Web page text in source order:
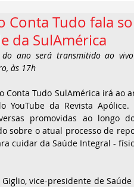
Conta Tudo fala
da SulAmérica
ano será transmitido ao
às 17h
Conta Tudo SulAmérica irá ao
YouTube da Revista
promovidas ao longo
sobre o atual processo de
cuidar da Saúde Integral -
vice-presidente de